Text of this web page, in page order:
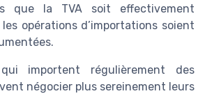
que la TVA soit effectivement
opérations d’importations soient
importent régulièrement des
négocier plus sereinement leurs